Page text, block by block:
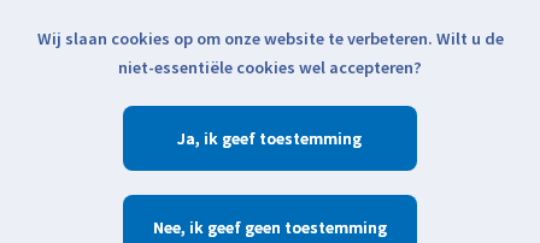
Klik voor actuele verzendinformatie...
Verlanglijst
Zoeken
Wij slaan cookies op om onze website te verbeteren. Wilt u de
niet-essentiële cookies wel accepteren?
Ja
Nee